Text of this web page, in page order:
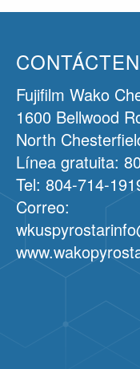
Fujifilm Wako
1600 Bellwood
North
Línea gratuita:
Tel: 804-714-
Correo: